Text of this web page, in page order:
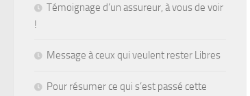
Témoignage d’un assureur, à vous de voir
!
Message à ceux qui veulent rester Libres
Pour résumer ce qui s’est passé cette